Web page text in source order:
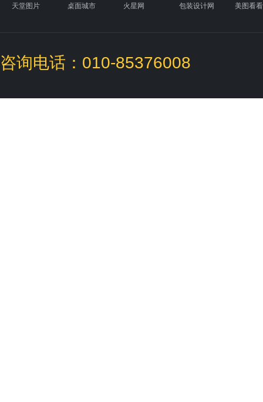
天堂图片 桌面城市 火星网 包装设计网 美图看看
咨询电话：010-85376008